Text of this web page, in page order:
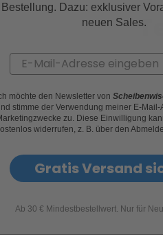
760mm
Bestellung. Dazu: exklusiver
neuen Sales.
Email
möchte den Newsletter von
stimme der Verwendung meiner E-Mail-
zu. Diese Einwilligung
widerrufen, z. B. über den
Gratis Versand
Ab 30 € Mindestbestellwert. Nur für